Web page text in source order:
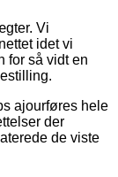
Vi
idet vi
for så vidt en
ajourføres hele
der
de viste